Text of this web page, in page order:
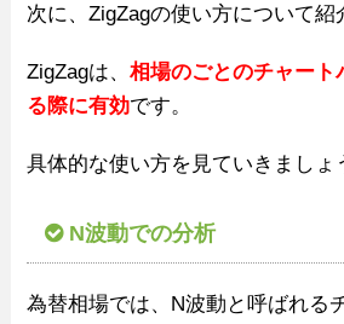
次に、ZigZagの使い方について紹
ZigZagは、相場のごとのチャート
る際に有効です。
具体的な使い方を見ていきましょ
N波動での分析
為替相場では、N波動と呼ばれる